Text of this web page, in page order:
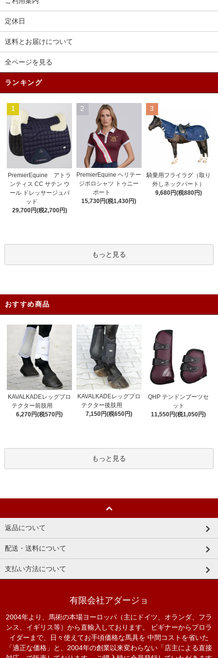
定休日
送料とお届けについて
全ページを見る
ランキング
1
PremierEquine アトラ
ンティス CC サテン ウ
ール ドレッサージュパ
ッド
29,700円(税2,700円)
2
PremierEquine ヘリテー
ジポロシャツ トゥニー
ポート
15,730円(税1,430円)
3
騎乗用フライラグ（取り
外しネックパート）
9,680円(税880円)
もっと見る
おすすめ商品
KAVALKADEレッグプロ
テクター前肢用
6,270円(税570円)
KAVALKADEレッグプロ
テクター後肢用
7,150円(税650円)
QHP テンドンブーツセ
ット
11,550円(税1,050円)
もっと見る
返品について
配送・送料について
支払い方法について
有限会社アダージョ
2004年より、馬術の本場ヨーロッパ（主にドイツ、オランダ、フラ
ンス、イギリス等）から直輸入しております。 ビギナーからプロラ
イダーまで、日々使えてお手頃価格な馬具を 中間コストを省いた
「適正な価格」と、2004年の創業以来変わらない「店主による直接